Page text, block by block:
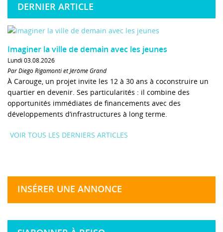
DERNIER ARTICLE
Imaginer la ville de demain avec les jeunes
Lundi 03.08.2026
Par Diego Rigamonti et Jérôme Grand
À Carouge, un projet invite les 12 à 30 ans à coconstruire un
quartier en devenir. Ses particularités : il combine des
opportunités immédiates de financements avec des
développements d’infrastructures à long terme.
VOIR TOUS LES DERNIERS ARTICLES
INSÉRER UNE ANNONCE